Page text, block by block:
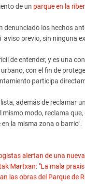
de un parque en la
denunciado los hechos
previo, sin ninguna
de entender, y es una
con el fin de
participa
además de reclamar
mismo modo, reclama
la misma zona o barrio".
alertan de una
Martxan: "La mala
las obras del Parque de